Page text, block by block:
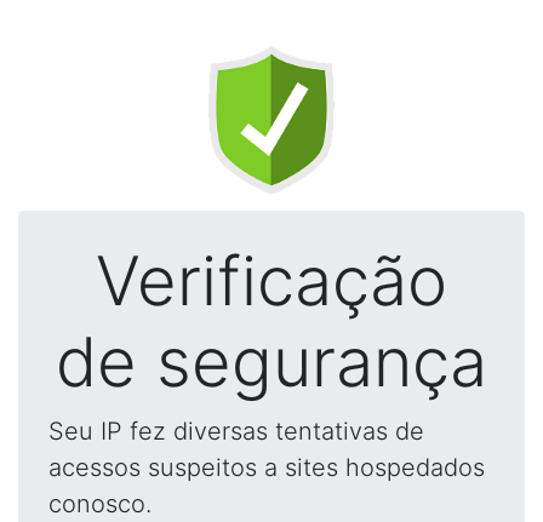
Verificação
de segurança
Seu IP fez diversas tentativas de
acessos suspeitos a sites hospedados
conosco.